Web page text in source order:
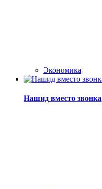
Экономика
Нашид вместо звонка